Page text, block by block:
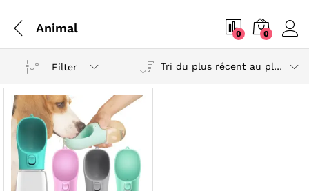
Animal 0 0
Filter Tri du plus récent au plus ancien